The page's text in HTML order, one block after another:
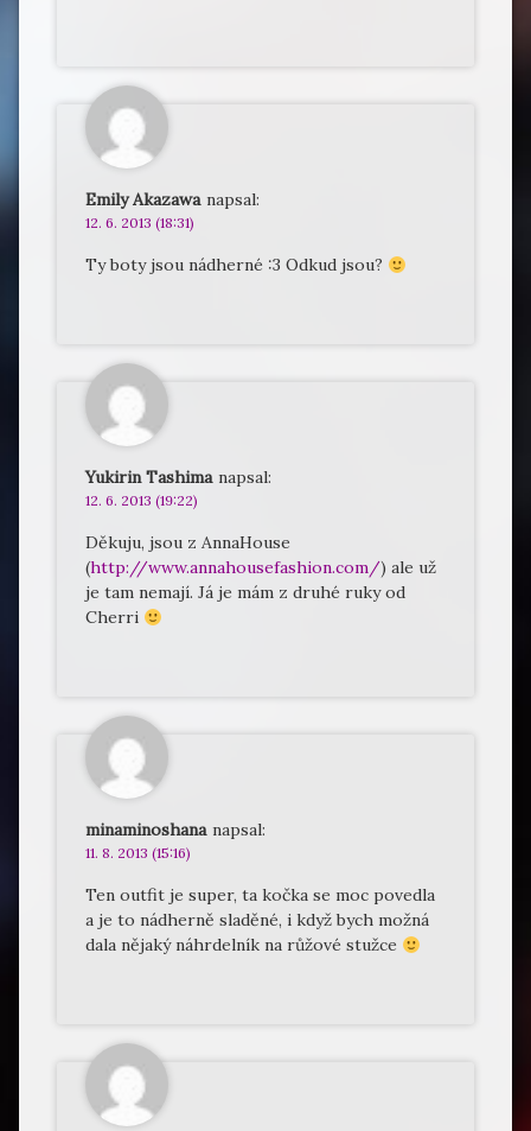
Emily Akazawa napsal:
12. 6. 2013 (18:31)
Ty boty jsou nádherné :3 Odkud jsou?
Yukirin Tashima napsal:
12. 6. 2013 (19:22)
Děkuju, jsou z AnnaHouse
(http://www.annahousefashion.com/) ale už
je tam nemají. Já je mám z druhé ruky od
Cherri
minaminoshana napsal:
11. 8. 2013 (15:16)
Ten outfit je super, ta kočka se moc povedla
a je to nádherně sladěné, i když bych možná
dala nějaký náhrdelník na růžové stužce